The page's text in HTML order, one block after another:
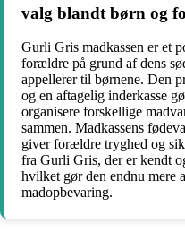
valg blandt børn og
Gurli Gris madkassen er et
forældre på grund af dens
appellerer til børnene. Den
og en aftagelig inderkasse
organisere forskellige
sammen. Madkassens
giver forældre tryghed og
fra Gurli Gris, der er kendt
hvilket gør den endnu mere
madopbevaring.